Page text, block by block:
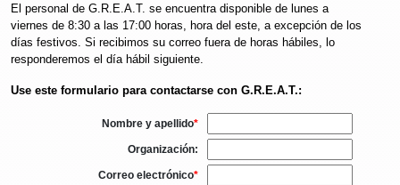
El personal de G.R.E.A.T. se encuentra disponible de lunes a
viernes de 8:30 a las 17:00 horas, hora del este, a excepción de los
días festivos. Si recibimos su correo fuera de horas hábiles, lo
responderemos el día hábil siguiente.
Use este formulario para contactarse con G.R.E.A.T.:
Nombre y apellido*
Organización:
Correo electrónico*